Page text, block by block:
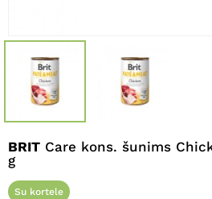
BRIT Care kons. šunims
g
Su kortele
El. paštas